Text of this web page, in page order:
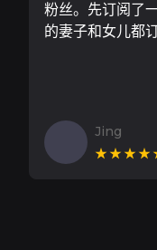
粉丝。先订阅了
的妻子和女儿都
Jing